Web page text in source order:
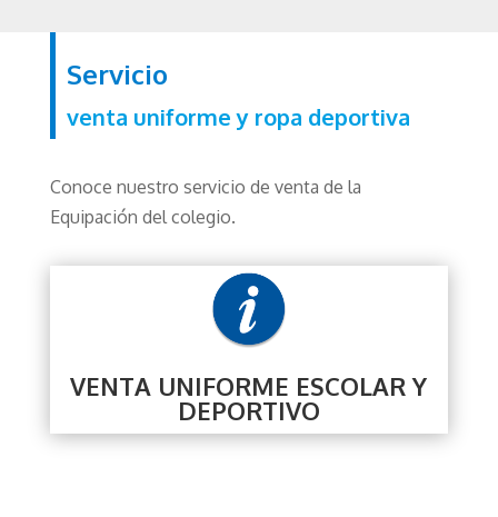
Servicio
venta uniforme y ropa deportiva
Conoce nuestro servicio de venta de la
Equipación del colegio.
VENTA UNIFORME ESCOLAR Y
DEPORTIVO